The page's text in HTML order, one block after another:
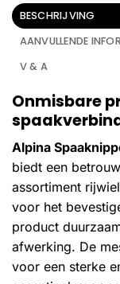
BESCHRIJVING
AANVULLENDE
V & A
Onmisbare
Alpina
biedt een
assortiment
voor het
product
afwerking. De
voor een sterke